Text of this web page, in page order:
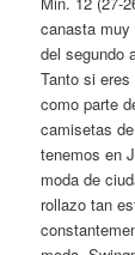
canasta muy
del segundo
Tanto si
como parte
camisetas
tenemos en
moda de
rollazo tan